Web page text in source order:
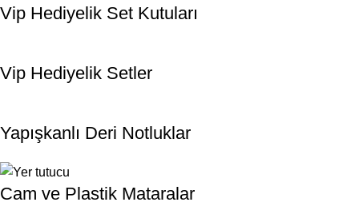
Vip Hediyelik Set Kutuları
Vip Hediyelik Setler
Yapışkanlı Deri Notluklar
Cam ve Plastik Mataralar